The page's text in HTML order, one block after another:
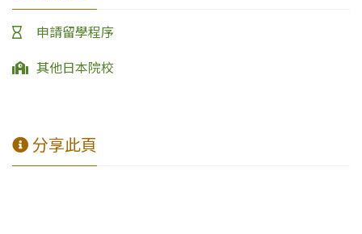
申請留學程序
其他日本院校
分享此頁